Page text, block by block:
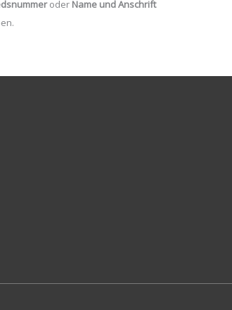
oder Name und Anschrift